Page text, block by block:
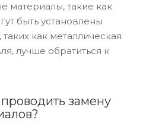
материалы, такие как
быть установлены
как металлическая
лучше обратиться к
замену